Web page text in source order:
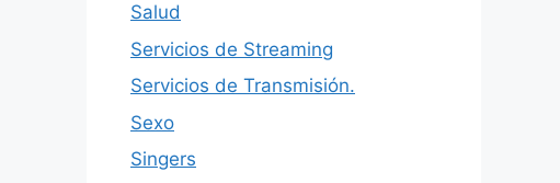
Salud
Servicios de Streaming
Servicios de Transmisión.
Sexo
Singers